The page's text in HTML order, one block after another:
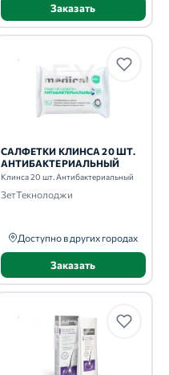
Заказать
САЛФЕТКИ КЛИНСА 20 ШТ.
АНТИБАКТЕРИАЛЬНЫЙ
Клинса 20 шт. Антибактериальный
ЗетТекнолоджи
Доступно в других городах
Заказать